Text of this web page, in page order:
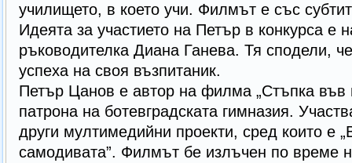
училището, в което учи. Филмът е със
Идеята за участието на Петър в конкурса е
ръководителка Диана Ганева. Тя сподели,
успеха на своя възпитаник.
Петър Цанов е автор на филма „Стъпка във
патрона на ботевградската гимназия.
други мултимедийни проекти, сред които е
самодивата”. Филмът бе излъчен по време